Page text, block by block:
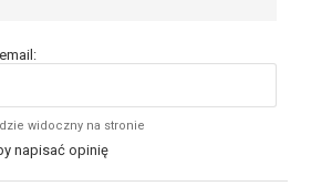
widoczny na stronie
napisać opinię